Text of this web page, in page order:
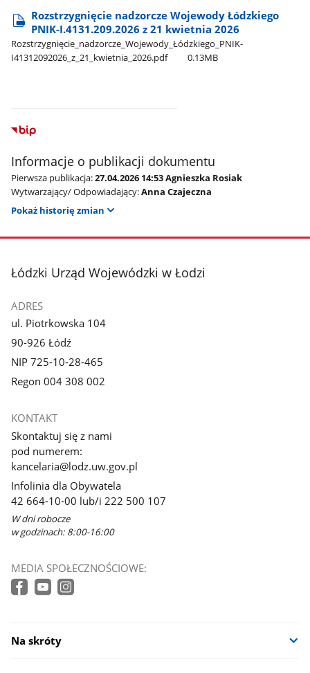
Rozstrzygnięcie nadzorcze Wojewody Łódzkiego
PNIK-I.4131.209.2026 z 21 kwietnia 2026
Rozstrzygnięcie​_nadzorcze​_Wojewody​_Łódzkiego​_PNIK-
I41312092026​_z​_21​_kwietnia​_2026.pdf
0.13MB
Informacje o publikacji dokumentu
Pierwsza publikacja:27.04.2026 14:53 Agnieszka Rosiak
Wytwarzający/ Odpowiadający:Anna Czajeczna
Pokaż historię zmian
stopka
Łódzki Urząd Wojewódzki w Łodzi
ADRES
ul. Piotrkowska 104
90-926 Łódź
NIP 725-10-28-465
Regon 004 308 002
KONTAKT
Skontaktuj się z nami
pod numerem:
kancelaria@lodz.uw.gov.pl
Infolinia dla Obywatela
42 664-10-00 lub/i 222 500 107
W dni robocze
w godzinach: 8:00-16:00
MEDIA SPOŁECZNOŚCIOWE:
Na skróty